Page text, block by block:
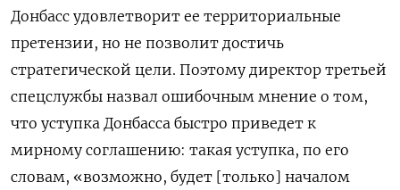
Донбасс удовлетворит ее территориальные
претензии, но не позволит достичь
стратегической цели. Поэтому директор третьей
спецслужбы назвал ошибочным мнение о том,
что уступка Донбасса быстро приведет к
мирному соглашению: такая уступка, по его
словам, «возможно, будет [только] началом